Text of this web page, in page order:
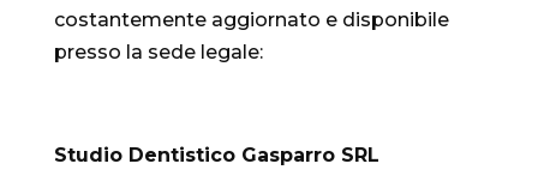
costantemente aggiornato e disponibile
presso la sede legale:
Studio Dentistico Gasparro SRL